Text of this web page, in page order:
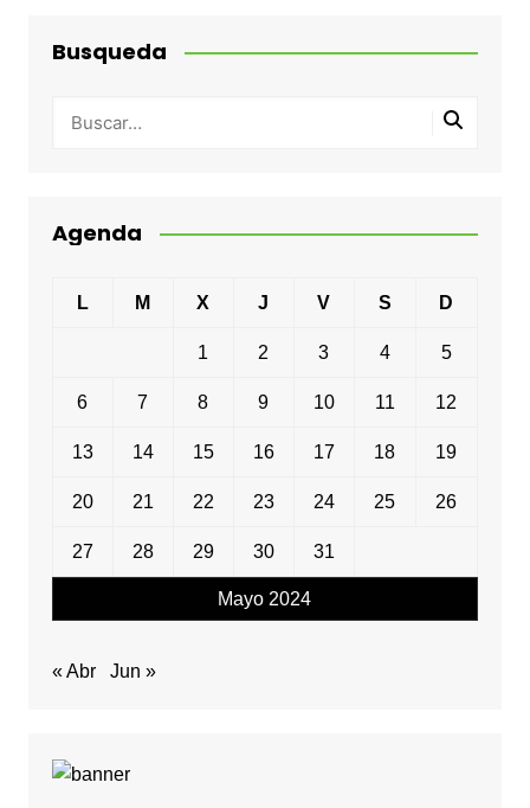
Busqueda
Agenda
Mayo 2024
L M X J V S D
1 2 3 4 5
6 7 8 9 10 11 12
13 14 15 16 17 18 19
20 21 22 23 24 25 26
27 28 29 30 31
« Abr Jun »